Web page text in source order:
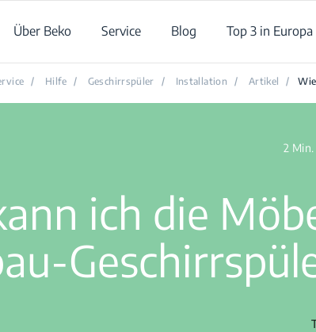
Über Beko Service Blog Top 3 in Europa
/ Hilfe / Geschirrspüler / Installation / Artikel /
2
ich die